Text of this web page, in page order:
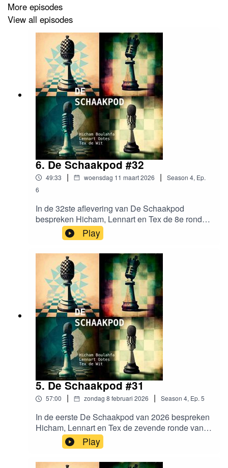
More episodes
View all episodes
6. De Schaakpod #32
49:33 | woensdag 11 maart 2026 | Season 4, Ep.
6
In de 32ste aflevering van De Schaakpod
bespreken Hicham, Lennart en Tex de 8e ronde
van de KNSB-competitie. Lennart vraagt zich af
of het Kandidatentoernooi echt op Cyprus moet
plaatsvinden. Hicham duikt in de wereld van het
kroegschaak. En Tex staat stil bij het overlijden
van Jan Timman.
Play
5. De Schaakpod #31
57:00 | zondag 8 februari 2026 | Season 4, Ep. 5
In de eerste De Schaakpod van 2026 bespreken
Hicham, Lennart en Tex de zevende ronde van
de KNSB competitie. Er zijn mooie reacties
binnengekomen op Hicham's verkiezing van
schaakclub van het jaar. Lennart vertelt wat er is
Play